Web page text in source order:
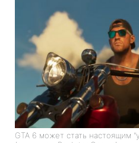
GTA 6 может стать настоящим